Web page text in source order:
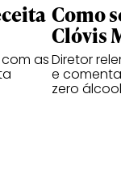
as
Como
Clóvis
Diretor
e
zero álcool